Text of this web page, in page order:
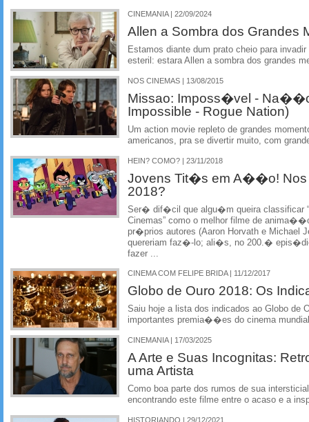
CINEMANIA | 22/09/2024
Allen a Sombra dos Grandes
Estamos diante dum prato cheio para
esteril: estara Allen a sombra dos grandes
NOS CINEMAS | 13/08/2015
Missao: Imposs�vel -
Impossible - Rogue Nation)
Um action movie repleto de grandes
americanos, pra se divertir muito, com
HEIN? COMO? | 23/11/2018
Jovens Tit�s em A��o! Nos
2018?
Ser� dif�cil que algu�m queira
Cinemas” como o melhor filme de
pr�prios autores (Aaron Horvath e Michael
quereriam faz�-lo; ali�s, no 200.�
fazer ...
CINEMA COM FELIPE BRIDA | 11/12/2017
Globo de Ouro 2018: Os
Saiu hoje a lista dos indicados ao Globo de
importantes premia��es do cinema
CINEMANIA | 17/03/2025
A Arte e Suas Incognitas:
uma Artista
Como boa parte dos rumos de sua
encontrando este filme entre o acaso e a
HISTORIANDO | 29/12/2021